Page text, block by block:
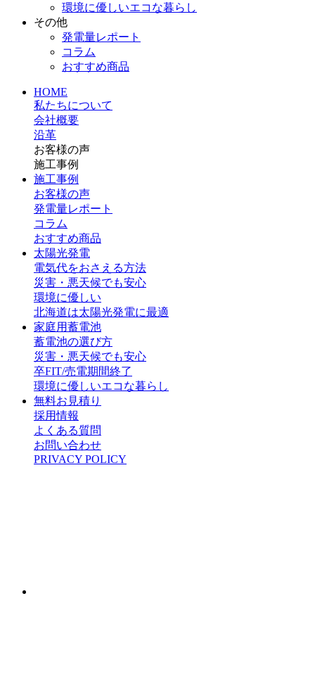
環境に優しいエコな暮らし
その他
発電量レポート
コラム
おすすめ商品
HOME
私たちについて
会社概要
沿革
お客様の声
施工事例
施工事例
お客様の声
発電量レポート
コラム
おすすめ商品
太陽光発電
電気代をおさえる方法
災害・悪天候でも安心
環境に優しい
北海道は太陽光発電に最適
家庭用蓄電池
蓄電池の選び方
災害・悪天候でも安心
卒FIT/売電期間終了
環境に優しいエコな暮らし
無料お見積り
採用情報
よくある質問
お問い合わせ
PRIVACY POLICY